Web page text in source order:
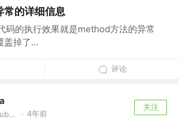
常的详细信息
码的执行效果就是method方法的异常
盖掉了...
评论
https://github.com/fantj2016/java-reader @alibaba · 4年前
关注